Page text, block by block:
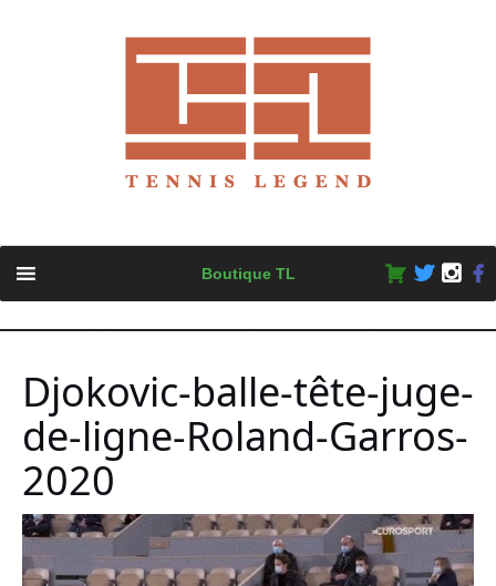
content
Boutique TL
Djokovic-balle-tête-juge-
de-ligne-Roland-Garros-
2020